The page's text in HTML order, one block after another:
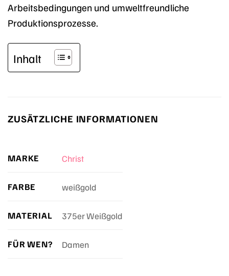
Arbeitsbedingungen und umweltfreundliche
Produktionsprozesse.
Inhalt
ZUSÄTZLICHE INFORMATIONEN
MARKE Christ
FARBE weißgold
MATERIAL 375er Weißgold
FÜR WEN? Damen